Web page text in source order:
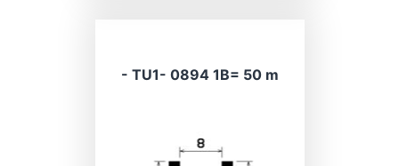
- TU1- 0894 1B= 50 m